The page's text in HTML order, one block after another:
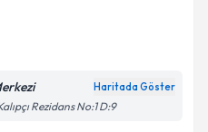
Haritada Göster
Rezidans No:1 D:9